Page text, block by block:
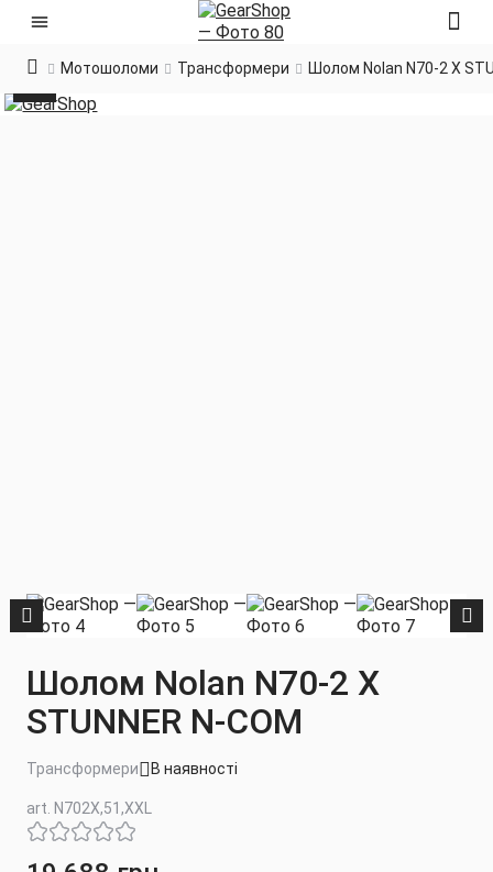
Мотошоломи Трансформери Шолом Nolan N70-2 X
Шолом Nolan N70-2 X
STUNNER N-COM
Трансформери В наявності
art. N702X,51,XXL